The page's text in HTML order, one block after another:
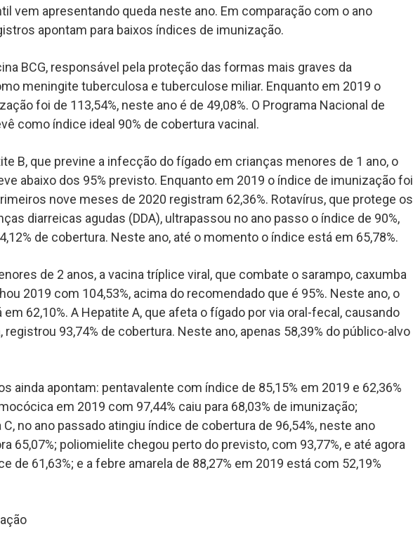
vem apresentando queda neste ano. Em comparação com o ano
apontam para baixos índices de imunização.
BCG, responsável pela proteção das formas mais graves da
meningite tuberculosa e tuberculose miliar. Enquanto em 2019 o
foi de 113,54%, neste ano é de 49,08%. O Programa Nacional de
como índice ideal 90% de cobertura vacinal.
B, que previne a infecção do fígado em crianças menores de 1 ano, o
abaixo dos 95% previsto. Enquanto em 2019 o índice de imunização foi
nove meses de 2020 registram 62,36%. Rotavírus, que protege os
diarreicas agudas (DDA), ultrapassou no ano passo o índice de 90%,
de cobertura. Neste ano, até o momento o índice está em 65,78%.
de 2 anos, a vacina tríplice viral, que combate o sarampo, caxumba
2019 com 104,53%, acima do recomendado que é 95%. Neste ano, o
62,10%. A Hepatite A, que afeta o fígado por via oral-fecal, causando
registrou 93,74% de cobertura. Neste ano, apenas 58,39% do público-alvo
ainda apontam: pentavalente com índice de 85,15% em 2019 e 62,36%
em 2019 com 97,44% caiu para 68,03% de imunização;
no ano passado atingiu índice de cobertura de 96,54%, neste ano
65,07%; poliomielite chegou perto do previsto, com 93,77%, e até agora
de 61,63%; e a febre amarela de 88,27% em 2019 está com 52,19%